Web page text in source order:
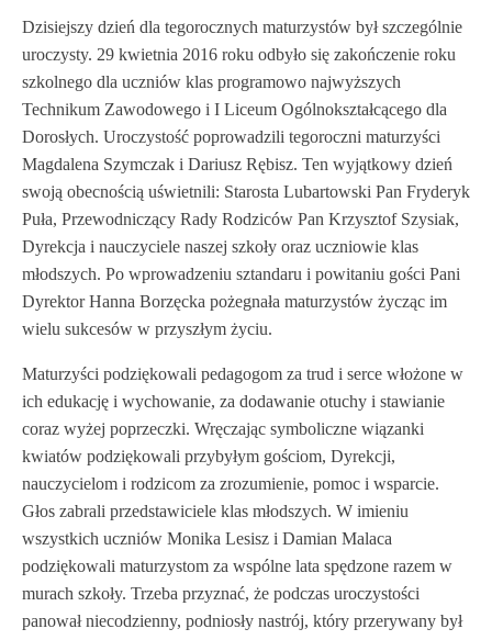
Dzisiejszy dzień dla tegorocznych maturzystów był szczególnie
uroczysty. 29 kwietnia 2016 roku odbyło się zakończenie roku
szkolnego dla uczniów klas programowo najwyższych
Technikum Zawodowego i I Liceum Ogólnokształcącego dla
Dorosłych. Uroczystość poprowadzili tegoroczni maturzyści
Magdalena Szymczak i Dariusz Rębisz. Ten wyjątkowy dzień
swoją obecnością uświetnili: Starosta Lubartowski Pan Fryderyk
Puła, Przewodniczący Rady Rodziców Pan Krzysztof Szysiak,
Dyrekcja i nauczyciele naszej szkoły oraz uczniowie klas
młodszych. Po wprowadzeniu sztandaru i powitaniu gości Pani
Dyrektor Hanna Borzęcka pożegnała maturzystów życząc im
wielu sukcesów w przyszłym życiu.
Maturzyści podziękowali pedagogom za trud i serce włożone w
ich edukację i wychowanie, za dodawanie otuchy i stawianie
coraz wyżej poprzeczki. Wręczając symboliczne wiązanki
kwiatów podziękowali przybyłym gościom, Dyrekcji,
nauczycielom i rodzicom za zrozumienie, pomoc i wsparcie.
Głos zabrali przedstawiciele klas młodszych. W imieniu
wszystkich uczniów Monika Lesisz i Damian Malaca
podziękowali maturzystom za wspólne lata spędzone razem w
murach szkoły. Trzeba przyznać, że podczas uroczystości
panował niecodzienny, podniosły nastrój, który przerywany był